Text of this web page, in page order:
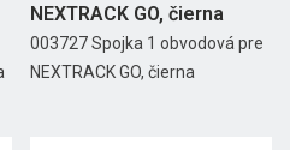
NEXTRACK GO, čierna
003727 Spojka 1 obvodová pre
NEXTRACK GO, čierna